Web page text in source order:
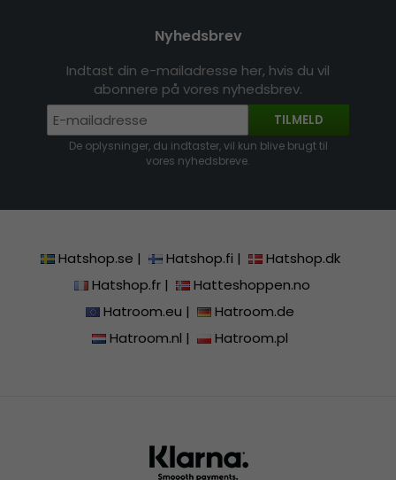
Nyhedsbrev
Indtast din e-mailadresse her, hvis du vil
abonnere på vores nyhedsbrev.
TILMELD
De oplysninger, du indtaster, vil kun blive brugt til
vores nyhedsbreve.
Hatshop.se | Hatshop.fi |
Hatshop.dk
Hatshop.fr|
Hatteshoppen.no
Hatroom.eu |
Hatroom.de
Hatroom.nl | Hatroom.pl